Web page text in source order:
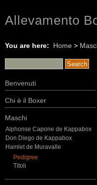
Allevamento
You are here: Home >
Benvenuti
Chi è il Boxer
Maschi
Alphonse Capone de Kappabox
Don Diego de Kappabox
Hamlet de Muravalle
Pedigree
Titoli